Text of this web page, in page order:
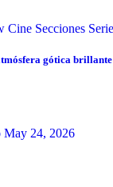
Cine Secciones
gótica
May 24, 2026